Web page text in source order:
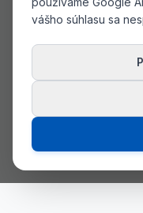
vášho súhlasu sa